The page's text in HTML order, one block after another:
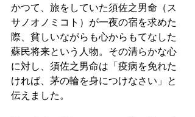
かつて、旅をしていた須佐之男命（ス
サノオノミコト）が一夜の宿を求めた
際、貧しいながらも心からもてなした
蘇民将来という人物。その清らかな心
に対し、須佐之男命は「疫病を免れた
ければ、茅の輪を身につけなさい」と
伝えました。